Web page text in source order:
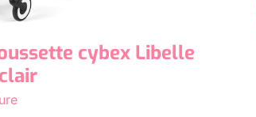
cybex Libelle